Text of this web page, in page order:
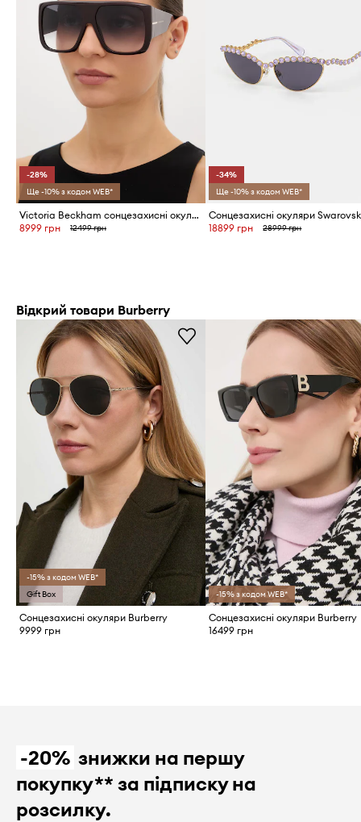
-28%
Ще -10% з кодом WEB*
Victoria Beckham сонцезахисні окуляри жіночі
8999 грн
12499 грн
-34%
Ще -10% з кодом WEB*
18899 грн 28999 грн
Відкрий товари Burberry
-15% з кодом WEB*
Gift Box
Сонцезахисні окуляри Burberry
9999 грн
-15% з кодом WEB*
Сонцезахисні окуляри Burberry
16499 грн
-20% знижки на першу
покупку** за підписку на
розсилку.